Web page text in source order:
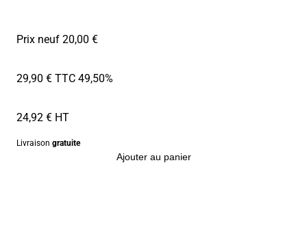
Prix neuf 20,00 €
29,90 € TTC49,50%
24,92 € HT
Livraison gratuite
Ajouter au panier